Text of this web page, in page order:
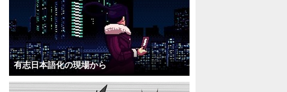
有志日本語化の現場から